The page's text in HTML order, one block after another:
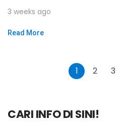
3 weeks ago
Read More
1 2 3
CARI INFO DI SINI!